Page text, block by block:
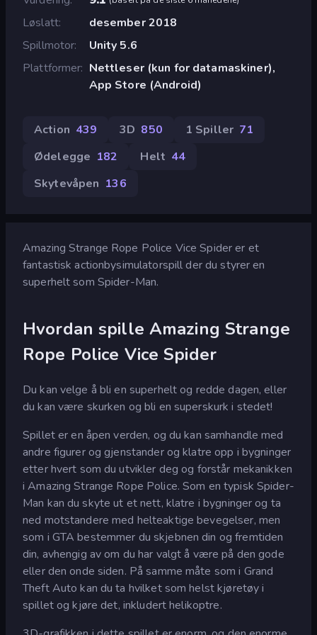
Løslatt
desember 2018
Spillmotor
Unity 5.6
Plattformer Nettleser (kun for datamaskiner),
App Store (Android)
Action 439 3D 850 1 Spiller 71
Ødelegge 182 Helt 44
Skytevåpen 136
Amazing Strange Rope Police Vice Spider er et
fantastisk actionbysimulatorspill der du styrer en
superhelt som Spider-Man.
Hvordan spille Amazing Strange
Rope Police Vice Spider
Du kan velge å bli en superhelt og redde dagen, eller
du kan være skurken og bli en superskurk i stedet!
Spillet er en åpen verden, og du kan samhandle med
andre figurer og gjenstander og klatre opp i bygninger
etter hvert som du utvikler deg og forstår mekanikken
i Amazing Strange Rope Police. Som en typisk Spider-
Man kan du skyte ut et nett, klatre i bygninger og ta
ned motstandere med helteaktige bevegelser, men
som i GTA bestemmer du skjebnen din og fremtiden
din, avhengig av om du har valgt å være på den gode
eller den onde siden. På samme måte som i Grand
Theft Auto kan du ta hvilket som helst kjøretøy i
spillet og kjøre det, inkludert helikoptre.